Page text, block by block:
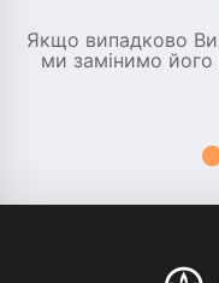
Якщо випадково Ви
ми замінимо його